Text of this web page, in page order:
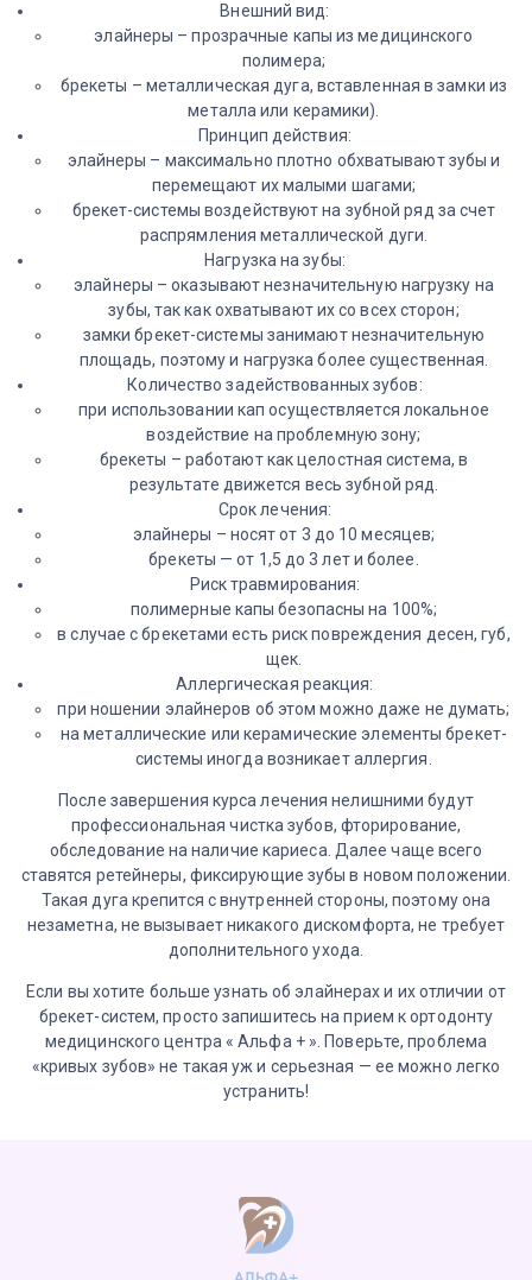
Внешний вид:
элайнеры – прозрачные капы из медицинского
полимера;
брекеты – металлическая дуга, вставленная в замки из
металла или керамики).
Принцип действия:
элайнеры – максимально плотно обхватывают зубы и
перемещают их малыми шагами;
брекет-системы воздействуют на зубной ряд за счет
распрямления металлической дуги.
Нагрузка на зубы:
элайнеры – оказывают незначительную нагрузку на
зубы, так как охватывают их со всех сторон;
замки брекет-системы занимают незначительную
площадь, поэтому и нагрузка более существенная.
Количество задействованных зубов:
при использовании кап осуществляется локальное
воздействие на проблемную зону;
брекеты – работают как целостная система, в
результате движется весь зубной ряд.
Срок лечения:
элайнеры – носят от 3 до 10 месяцев;
брекеты — от 1,5 до 3 лет и более.
Риск травмирования:
полимерные капы безопасны на 100%;
в случае с брекетами есть риск повреждения десен, губ,
щек.
Аллергическая реакция:
при ношении элайнеров об этом можно даже не думать;
на металлические или керамические элементы брекет-
системы иногда возникает аллергия.
После завершения курса лечения нелишними будут
профессиональная чистка зубов, фторирование,
обследование на наличие кариеса. Далее чаще всего
ставятся ретейнеры, фиксирующие зубы в новом положении.
Такая дуга крепится с внутренней стороны, поэтому она
незаметна, не вызывает никакого дискомфорта, не требует
дополнительного ухода.
Если вы хотите больше узнать об элайнерах и их отличии от
брекет-систем, просто запишитесь на прием к ортодонту
медицинского центра « Альфа + ». Поверьте, проблема
«кривых зубов» не такая уж и серьезная — ее можно легко
устранить!